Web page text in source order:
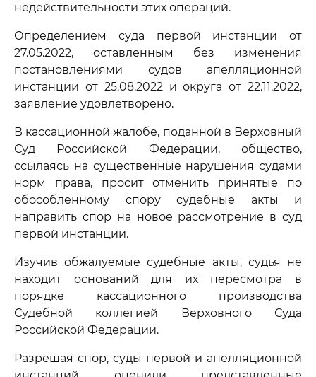
недействительности этих операций.
Определением суда первой инстанции от
27.05.2022, оставленным без изменения
постановлениями судов апелляционной
инстанции от 25.08.2022 и округа от 22.11.2022,
заявление удовлетворено.
В кассационной жалобе, поданной в Верховный
Суд Российской Федерации, общество,
ссылаясь на существенные нарушения судами
норм права, просит отменить принятые по
обособленному спору судебные акты и
направить спор на новое рассмотрение в суд
первой инстанции.
Изучив обжалуемые судебные акты, судья не
находит оснований для их пересмотра в
порядке кассационного производства
Судебной коллегией Верховного Суда
Российской Федерации.
Разрешая спор, суды первой и апелляционной